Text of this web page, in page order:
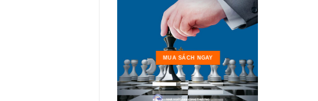
MUA SÁCH NGAY